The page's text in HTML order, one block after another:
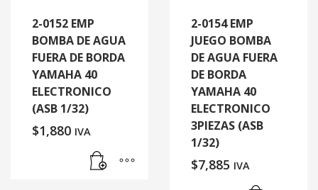
2-0152 EMP
BOMBA DE AGUA
FUERA DE BORDA
YAMAHA 40
ELECTRONICO
(ASB 1/32)
$1,880 IVA
2-0154 EMP
JUEGO BOMBA
DE AGUA FUERA
DE BORDA
YAMAHA 40
ELECTRONICO
3PIEZAS (ASB
1/32)
$7,885 IVA